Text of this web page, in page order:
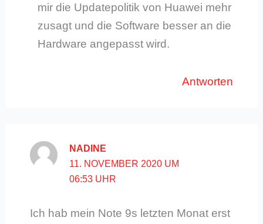
mir die Updatepolitik von Huawei mehr
zusagt und die Software besser an die
Hardware angepasst wird.
Antworten
NADINE
11. NOVEMBER 2020 UM
06:53 UHR
Ich hab mein Note 9s letzten Monat erst